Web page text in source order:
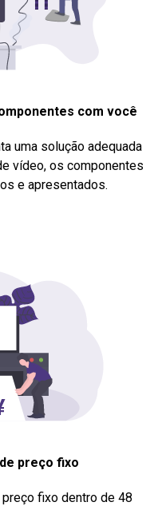
com você
uma solução adequada
vídeo, os componentes
e apresentados.
preço fixo
fixo dentro de 48